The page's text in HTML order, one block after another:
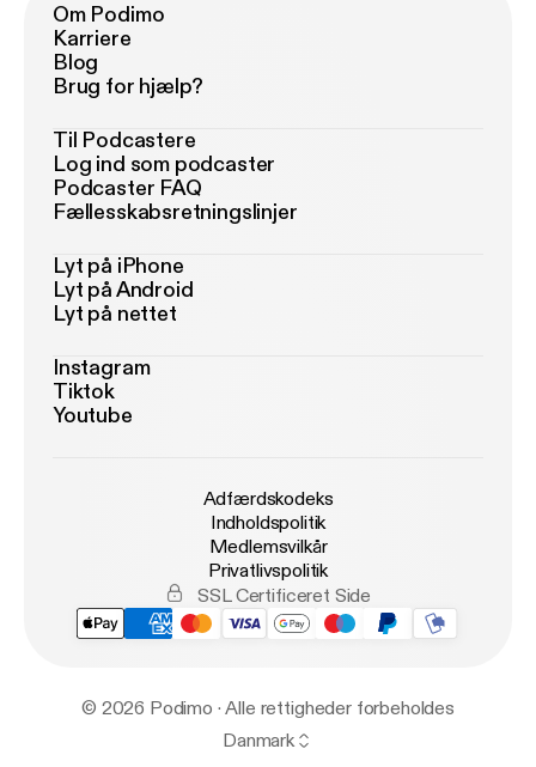
Om Podimo
Karriere
Blog
Brug for hjælp?
Til Podcastere
Log ind som podcaster
Podcaster FAQ
Fællesskabsretningslinjer
Lyt på iPhone
Lyt på Android
Lyt på nettet
Instagram
Tiktok
Youtube
Adfærdskodeks
Indholdspolitik
Medlemsvilkår
Privatlivspolitik
SSL Certificeret Side
© 2026 Podimo · Alle rettigheder forbeholdes
Danmark